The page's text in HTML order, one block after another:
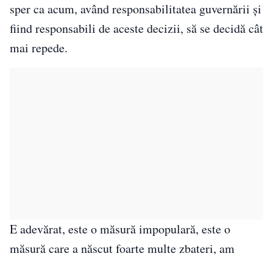
sper ca acum, având responsabilitatea guvernării și
fiind responsabili de aceste decizii, să se decidă cât
mai repede.
E adevărat, este o măsură impopulară, este o
măsură care a născut foarte multe zbateri, am